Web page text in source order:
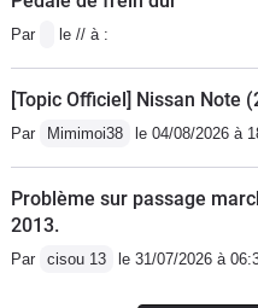
Par le // à :
[Topic Officiel] Nissan Note
Par Mimimoi38 le 04/08/2026 à
Problème sur passage
2013.
Par cisou 13 le 31/07/2026 à